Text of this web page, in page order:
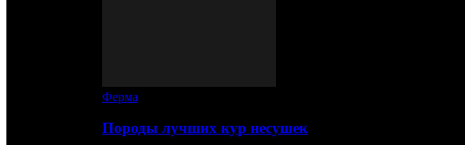
Ферма
Породы лучших кур несушек